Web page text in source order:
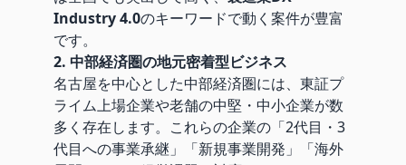
Industry 4.0のキーワードで動く案件が豊富
です。
2. 中部経済圏の地元密着型ビジネス
名古屋を中心とした中部経済圏には、東証プ
ライム上場企業や老舗の中堅・中小企業が数
多く存在します。これらの企業の「2代目・3
代目への事業承継」「新規事業開発」「海外